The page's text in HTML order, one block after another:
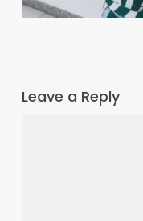
Leave a Reply